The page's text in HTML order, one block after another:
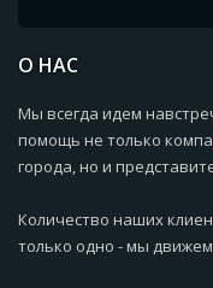
О НАС
Мы всегда идем
помощь не только
города, но и
Количество наших
только одно - мы